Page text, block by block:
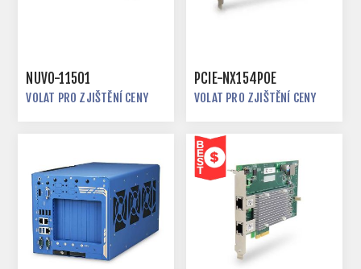
NUVO-11501
VOLAT PRO ZJIŠTĚNÍ CENY
PCIE-NX154POE
VOLAT PRO ZJIŠTĚNÍ CENY